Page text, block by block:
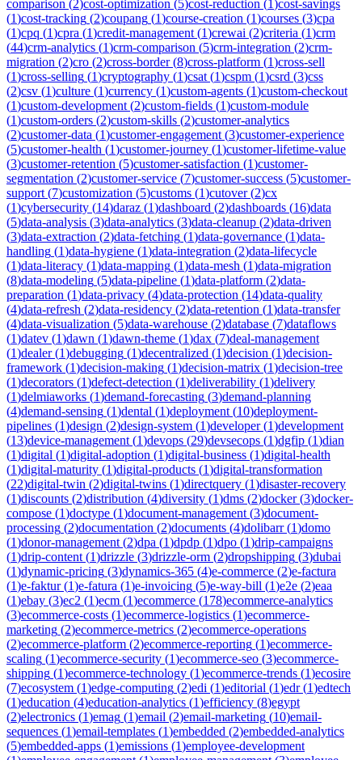
comparison (2)cost-optimization (5)cost-reduction (1)cost-savings
(1)cost-tracking (2)coupang (1)course-creation (1)courses (3)cpa
(1)cpq (1)cpra (1)credit-management (1)crewai (2)criteria (1)crm
(44)crm-analytics (1)crm-comparison (5)crm-integration (2)crm-
migration (2)cro (2)cross-border(8)cross-platform (1)cross-sell
(1)cross-selling (1)cryptography (1)csat (1)cspm (1)csrd (3)css
(2)csv (1)culture (1)currency (1)custom-agents (1)custom-checkout
(1)custom-development (2)custom-fields (1)custom-module
(1)custom-orders (2)custom-skills (2)customer-analytics
(2)customer-data (1)customer-engagement (3)customer-experience
(5)customer-health (1)customer-journey (1)customer-lifetime-value
(3)customer-retention (5)customer-satisfaction (1)customer-
segmentation (2)customer-service (7)customer-success (5)customer-
support (7)customization (5)customs (1)cutover(2)cx
(1)cybersecurity (14)daraz (1)dashboard (2)dashboards (16)data
(5)data-analysis (3)data-analytics (3)data-cleanup (2)data-driven
(3)data-extraction (2)data-fetching (1)data-governance (1)data-
handling (1)data-hygiene (1)data-integration (2)data-lifecycle
(1)data-literacy (1)data-mapping (1)data-mesh (1)data-migration
(8)data-modeling (5)data-pipeline (1)data-platform (2)data-
preparation (1)data-privacy (4)data-protection (14)data-quality
(4)data-refresh (2)data-residency (2)data-retention (1)data-transfer
(4)data-visualization (5)data-warehouse (2)database (7)dataflows
(1)datev (1)dawn (1)dawn-theme (1)dax (7)deal-management
(1)dealer(1)debugging (1)decentralized (1)decision (1)decision-
framework (1)decision-making (1)decision-matrix (1)decision-tree
(1)decorators (1)defect-detection (1)deliverability (1)delivery
(1)delmiaworks (1)demand-forecasting (3)demand-planning
(4)demand-sensing (1)dental (1)deployment (10)deployment-
pipelines (1)design (2)design-system (1)developer(1)development
(13)device-management (1)devops (29)devsecops (1)dgfip (1)dian
(1)digital (1)digital-adoption (1)digital-business (1)digital-health
(1)digital-maturity (1)digital-products (1)digital-transformation
(22)digital-twin (2)digital-twins (1)directquery (1)disaster-recovery
(1)discounts (2)distribution (4)diversity (1)dms (2)docker(3)docker-
compose (1)doctype (1)document-management (3)document-
processing (2)documentation (2)documents (4)dolibarr(1)domo
(1)donor-management (2)dpa (1)dpdp (1)dpo (1)drip-campaigns
(1)drip-content (1)drizzle (3)drizzle-orm (2)dropshipping (3)dubai
(1)dynamic-pricing (3)dynamics-365 (4)e-commerce (2)e-factura
(1)e-faktur(1)e-fatura (1)e-invoicing (5)e-way-bill (1)e2e (2)eaa
(1)ebay (3)ec2 (1)ecm (1)ecommerce (178)ecommerce-analytics
(3)ecommerce-costs (1)ecommerce-logistics (1)ecommerce-
marketing (2)ecommerce-metrics (2)ecommerce-operations
(2)ecommerce-platform (2)ecommerce-reporting (1)ecommerce-
scaling (1)ecommerce-security (1)ecommerce-seo (3)ecommerce-
shipping (1)ecommerce-technology (1)ecommerce-trends (1)ecosire
(7)ecosystem (1)edge-computing (2)edi (1)editorial (1)edr(1)edtech
(1)education (4)education-analytics (1)efficiency (8)egypt
(2)electronics (1)emag (1)email (2)email-marketing (10)email-
sequences (1)email-templates (1)embedded (2)embedded-analytics
(5)embedded-apps (1)emissions (1)employee-development